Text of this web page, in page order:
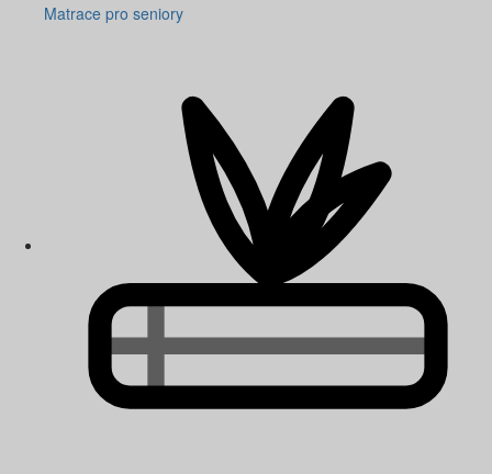
Matrace pro seniory